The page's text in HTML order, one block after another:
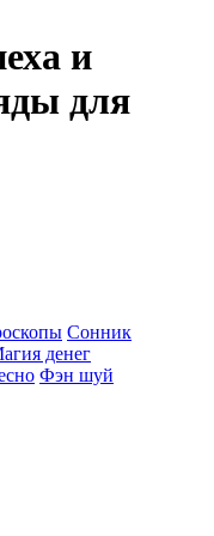
и
для
Сонник
денег
Фэн шуй